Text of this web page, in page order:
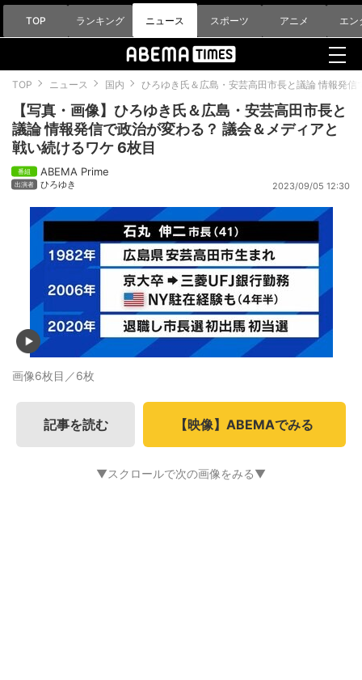
TOP ランキング ニュース スポーツ アニメ エン
TOP ニュース 国内 ひろゆき氏＆広島・安芸高田市長と議論 情報発
【写真・画像】ひろゆき氏＆広島・安芸高田市長と
議論 情報発信で政治が変わる？ 議会＆メディアと
戦い続けるワケ 6枚目
ABEMA Prime
ひろゆき 2023/09/05 12:30
画像6枚目／6枚
記事を読む 【映像】ABEMAでみる
▼スクロールで次の画像をみる▼